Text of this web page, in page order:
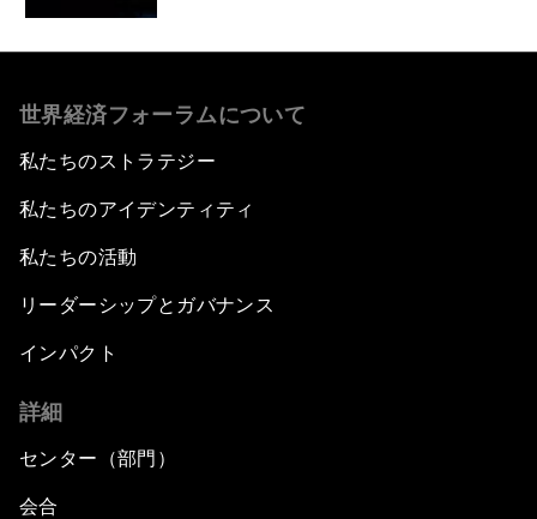
世界経済フォーラムについて
私たちのストラテジー
私たちのアイデンティティ
私たちの活動
リーダーシップとガバナンス
インパクト
詳細
センター（部門）
会合